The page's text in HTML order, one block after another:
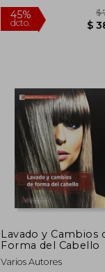
$ 26.02 dcto.
Lavado y Cambios
Forma del Cabello
Varios Autores